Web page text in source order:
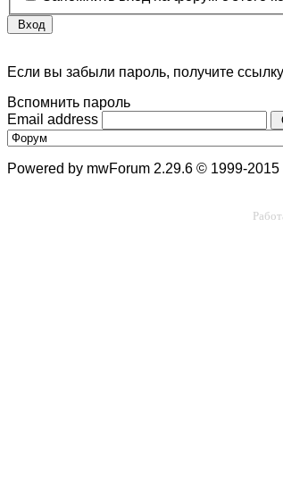
Вход
Если вы забыли пароль, получите
Вспомнить пароль
Email address
Powered by mwForum 2.29.6 © 1999-2015